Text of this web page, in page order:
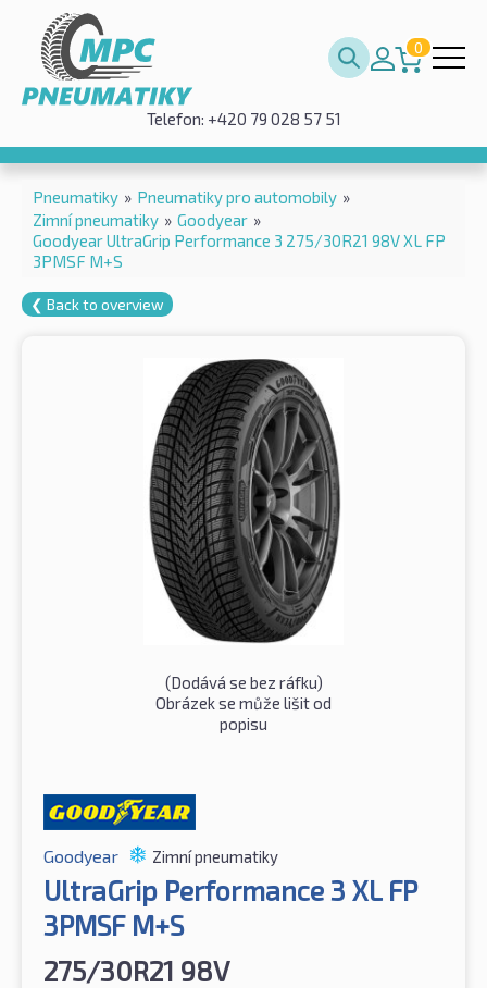
0
Telefon: +420 79 028 57 51
Pneumatiky » Pneumatiky pro automobily »
Zimní pneumatiky » Goodyear »
Goodyear UltraGrip Performance 3 275/30R21 98V XL FP
3PMSF M+S
❮ Back to overview
(Dodává se bez ráfku)
Obrázek se může lišit od
popisu
Goodyear Zimní pneumatiky
UltraGrip Performance 3 XL FP
3PMSF M+S
275/30R21 98V